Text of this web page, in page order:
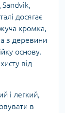
Sandvik,
досягає
кромка,
з деревини
основу.
від
і легкий,
в